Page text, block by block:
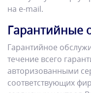
на e-mail.
Гарантийные
Гарантийное
течение всего
авторизованными
соответствующих